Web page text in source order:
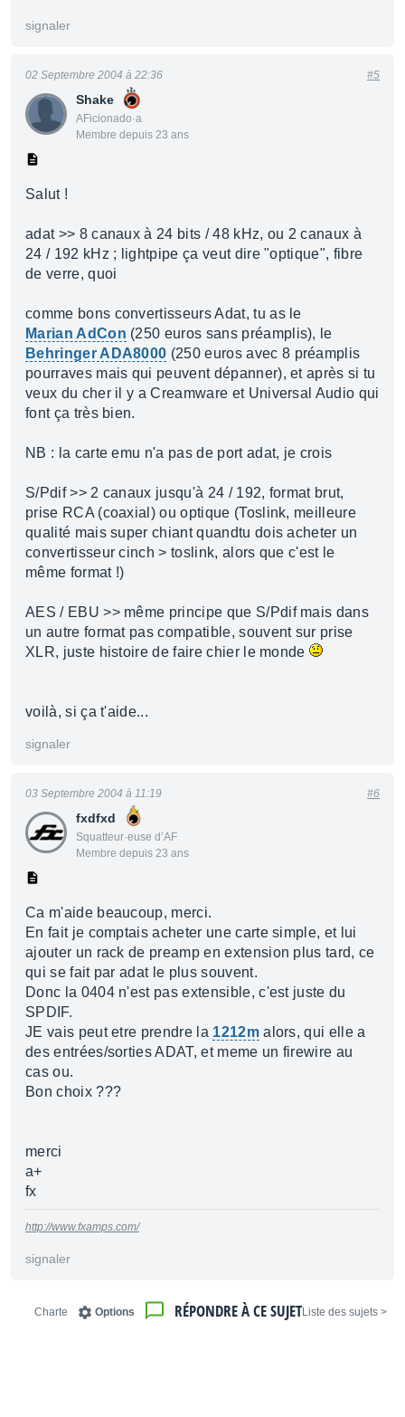
signaler
Shake
AFicionado·a
Membre depuis 23 ans
02 Septembre 2004 à 22:36 #5
Salut !
adat >> 8 canaux à 24 bits / 48 kHz, ou 2 canaux à
24 / 192 kHz ; lightpipe ça veut dire "optique", fibre
de verre, quoi
comme bons convertisseurs Adat, tu as le
Marian AdCon (250 euros sans préamplis), le
Behringer ADA8000 (250 euros avec 8 préamplis
pourraves mais qui peuvent dépanner), et après si tu
veux du cher il y a Creamware et Universal Audio qui
font ça très bien.
NB : la carte emu n'a pas de port adat, je crois
S/Pdif >> 2 canaux jusqu'à 24 / 192, format brut,
prise RCA (coaxial) ou optique (Toslink, meilleure
qualité mais super chiant quandtu dois acheter un
convertisseur cinch > toslink, alors que c'est le
même format !)
AES / EBU >> même principe que S/Pdif mais dans
un autre format pas compatible, souvent sur prise
XLR, juste histoire de faire chier le monde
voilà, si ça t'aide...
signaler
fxdfxd
Squatteur·euse d’AF
Membre depuis 23 ans
03 Septembre 2004 à 11:19 #6
Ca m'aide beaucoup, merci.
En fait je comptais acheter une carte simple, et lui
ajouter un rack de preamp en extension plus tard, ce
qui se fait par adat le plus souvent.
Donc la 0404 n'est pas extensible, c'est juste du
SPDIF.
JE vais peut etre prendre la 1212malors, qui elle a
des entrées/sorties ADAT, et meme un firewire au
cas ou.
Bon choix ???
merci
a+
fx
http://www.fxamps.com/
signaler
< Liste des sujets
RÉPONDRE À CE SUJET
Options
Charte